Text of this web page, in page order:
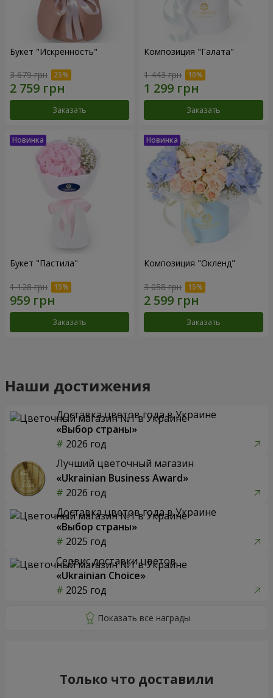
Букет "Искренность"
3 679 грн
Заказать
Композиция "Галата"
1 443 грн
Заказать
Букет "Пастила"
1 128 грн
Заказать
Композиция "Окленд"
3 058 грн
Заказать
Наши достижения
Доставка цветов года в Украине
«Выбор страны»
2026 год
Лучший цветочный магазин
«Ukrainian Business Award»
2026 год
Доставка цветов года в Украине
«Выбор страны»
2025 год
Сервис доставки цветов
«Ukrainian Choice»
2025 год
Только что доставили